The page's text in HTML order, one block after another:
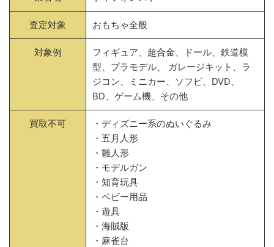
査定対象 おもちゃ全般
対象例
フィギュア、超合金、ドール、鉄道模
型、プラモデル、 ガレージキット、ラ
ジコン、ミニカー、ソフビ、DVD、
BD、ゲーム機、その他
買取不可
・ディズニー系のぬいぐるみ
・五月人形
・雛人形
・モデルガン
・知育玩具
・ベビー用品
・遊具
・海賊版
・麻雀台